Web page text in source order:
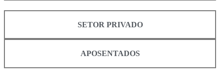
SETOR PRIVADO
APOSENTADOS